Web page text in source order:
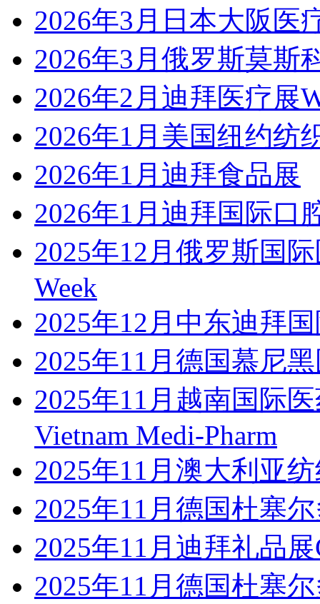
2026年3月日本大阪医
2026年3月俄罗斯莫斯
2026年2月迪拜医疗展
2026年1月美国纽约纺
2026年1月迪拜食品展
2026年1月迪拜国际口
2025年12月俄罗斯国
Week
2025年12月中东迪拜
2025年11月德国慕尼
2025年11月越南国际
Vietnam Medi-Pharm
2025年11月澳大利亚
2025年11月德国杜塞
2025年11月迪拜礼品
2025年11月德国杜塞